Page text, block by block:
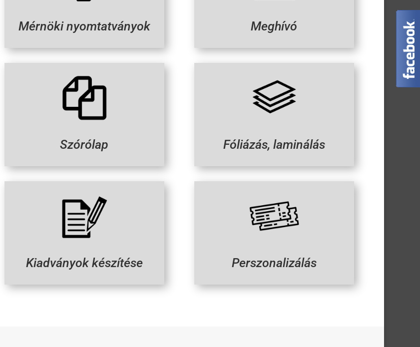
Mérnöki nyomtatványok
Szórólap
Kiadványok készítése
Meghívó
Fóliázás, laminálás
Perszonalizálás